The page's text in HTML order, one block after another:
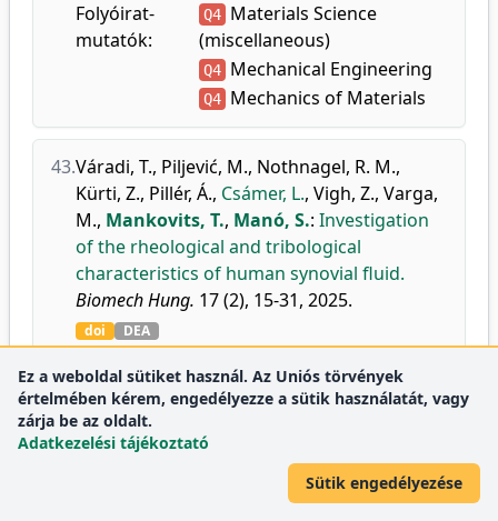
Folyóirat-
mutatók:
Q4 Materials Science
(miscellaneous)
Q4 Mechanical Engineering
Q4 Mechanics of Materials
43.Váradi, T., Piljević, M., Nothnagel, R. M.,
Kürti, Z., Pillér, Á., Csámer, L., Vigh, Z., Varga,
M., Mankovits, T., Manó, S.: Investigation
of the rheological and tribological
characteristics of human synovial fluid.
Biomech Hung. 17 (2), 15-31, 2025.
doi DEA
44.Manó, S., Csámer, L.,Váradi, T. ,Yongming,
Y.,Guodong, L.
Investigation of the stability of two different
spondylolysis surgical techniques utilizing
finite element simulation.
Ez a weboldal sütiket használ. Az Uniós törvények
értelmében kérem, engedélyezze a sütik használatát, vagy
zárja be az oldalt.
Adatkezelési tájékoztató
Sütik engedélyezése